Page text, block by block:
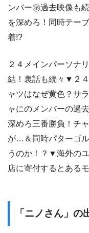
ンバー㊙過去映像も
を深めろ！同時テー
着!?
２４メインパーソナ
結！裏話も続々▼２
ャツはなぜ黄色？サ
ャにのメンバーの過
深めろ三番勝負！チ
が…＆同時パターゴ
うのか！？▼海外の
店に寄付するとある
「ニノさん」の